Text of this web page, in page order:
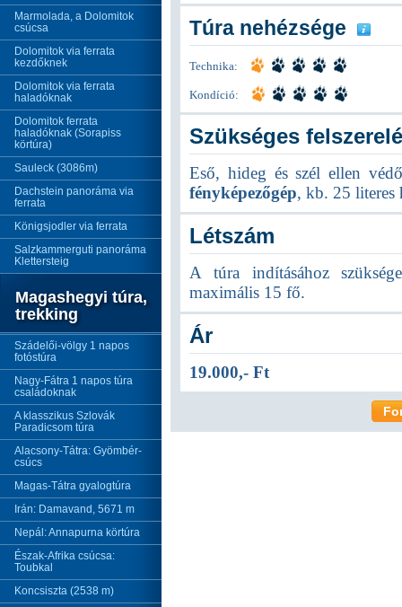
Marmolada, a Dolomitok
csúcsa
Dolomitok via ferrata
kezdőknek
Dolomitok via ferrata
haladóknak
Dolomitok ferrata
haladóknak (Sorapiss
körtúra)
Sauleck (3086m)
Dachstein panoráma via
ferrata
Königsjodler via ferrata
Salzkammerguti panoráma
Klettersteig
Magashegyi túra,
trekking
Szádelői-völgy 1 napos
fotóstúra
Nagy-Fátra 1 napos túra
családoknak
A klasszikus Szlovák
Paradicsom túra
Alacsony-Tátra: Gyömbér-
csúcs
Magas-Tátra gyalogtúra
Irán: Damavand, 5671 m
Nepál: Annapurna körtúra
Észak-Afrika csúcsa:
Toubkal
Koncsiszta (2538 m)
Túra nehézsége
Technika:
Kondíció:
Szükséges
Eső, hideg és szél ellen
fényképezőgép, kb. 25 literes
Létszám
A túra indításához
maximális 15 fő.
Ár
19.000,- Ft